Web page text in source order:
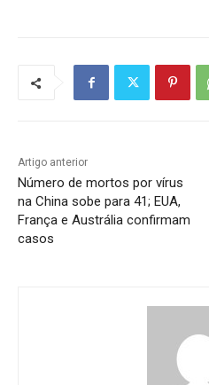
Artigo anterior
Número de mortos por vírus
na China sobe para 41; EUA,
França e Austrália confirmam
casos